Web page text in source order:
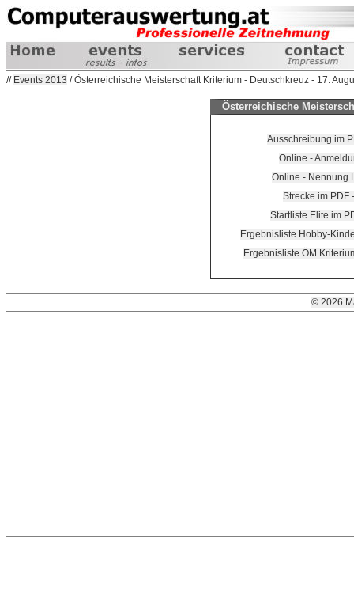
// Events 2013 / Österreichische Meisterschaft Kriterium - Deutschkreuz - 17.
Österreichische
Ausschreibung im
Online -
Online - Nennung
Strecke im PDF
Startliste Elite im
Ergebnisliste Hobby-
Ergebnisliste ÖM
© 2026